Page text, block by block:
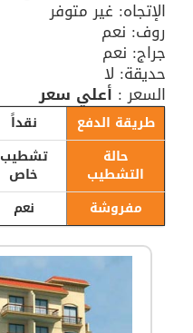
الإتجاه: غير متوفر
روف: نعم
جراج: نعم
حديقة: لا
السعر : أعلي سعر
طريقة الدفع نقداً
حالة
التشطيب
تشطيب
خاص
مفروشة نعم